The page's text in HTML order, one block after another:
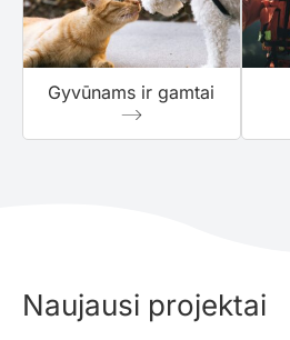
Gyvūnams ir gamtai
Naujausi projektai